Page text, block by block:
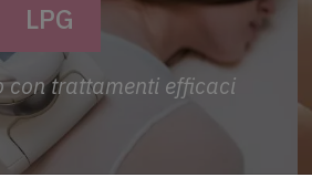
LPG
con trattamenti efficaci
le promo attive vicino a te?
cellulare o email, città